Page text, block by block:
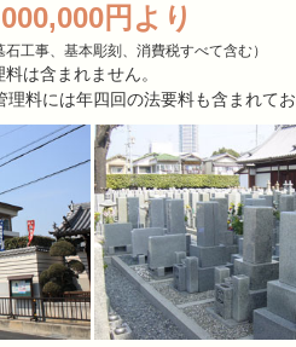
円より
石工事、基本彫刻、消費税すべて含む）
は含まれません。
料には年四回の法要料も含まれて